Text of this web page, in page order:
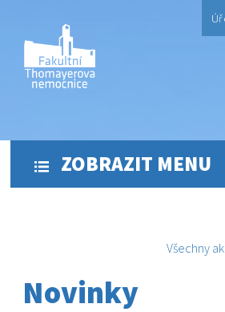
ZOBRAZIT MENU
Všechny
Novinky